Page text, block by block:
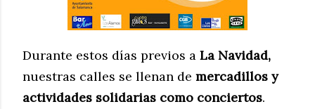
Durante estos días previos a La Navidad,
nuestras calles se llenan de mercadillos y
actividades solidarias como conciertos.